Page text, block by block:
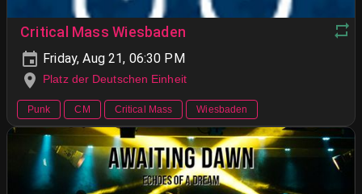
Critical Mass Wiesbaden
Friday, Aug 21, 06:30 PM
Platz der Deutschen Einheit
Punk CM Critical Mass Wiesbaden